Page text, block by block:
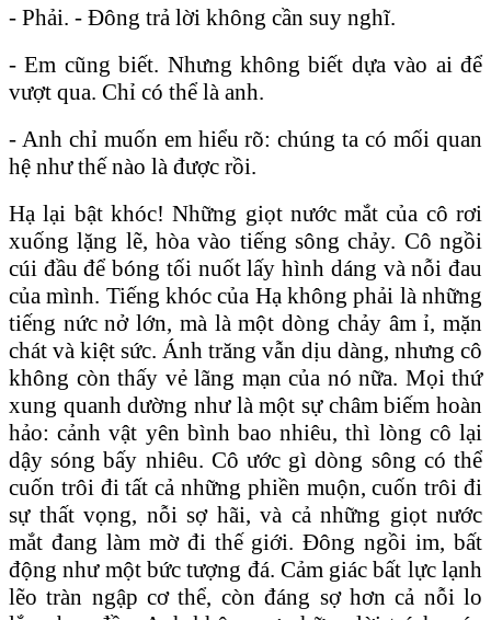
- Phải. - Đông trả lời không cần suy nghĩ.
- Em cũng biết. Nhưng không biết dựa vào ai để
vượt qua. Chỉ có thể là anh.
- Anh chỉ muốn em hiểu rõ: chúng ta có mối quan
hệ như thế nào là được rồi.
Hạ lại bật khóc! Những giọt nước mắt của cô rơi
xuống lặng lẽ, hòa vào tiếng sông chảy. Cô ngồi
cúi đầu để bóng tối nuốt lấy hình dáng và nỗi đau
của mình. Tiếng khóc của Hạ không phải là những
tiếng nức nở lớn, mà là một dòng chảy âm ỉ, mặn
chát và kiệt sức. Ánh trăng vẫn dịu dàng, nhưng cô
không còn thấy vẻ lãng mạn của nó nữa. Mọi thứ
xung quanh dường như là một sự châm biếm hoàn
hảo: cảnh vật yên bình bao nhiêu, thì lòng cô lại
dậy sóng bấy nhiêu. Cô ước gì dòng sông có thể
cuốn trôi đi tất cả những phiền muộn, cuốn trôi đi
sự thất vọng, nỗi sợ hãi, và cả những giọt nước
mắt đang làm mờ đi thế giới. Đông ngồi im, bất
động như một bức tượng đá. Cảm giác bất lực lạnh
lẽo tràn ngập cơ thể, còn đáng sợ hơn cả nỗi lo